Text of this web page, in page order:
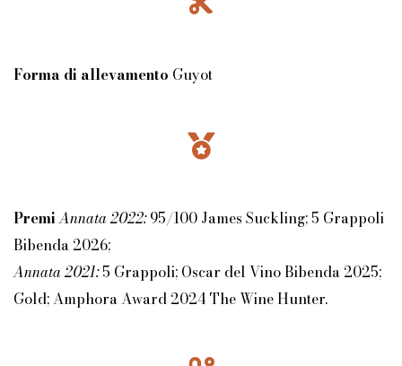
Forma di allevamento Guyot
Premi Annata 2022:95/100 James Suckling; 5 Grappoli
Bibenda 2026;
Annata 2021:5 Grappoli; Oscar del Vino Bibenda 2025;
Gold; Amphora Award 2024 The Wine Hunter.